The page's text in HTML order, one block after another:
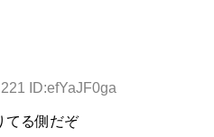
ID:efYaJF0ga
てる側だぞ